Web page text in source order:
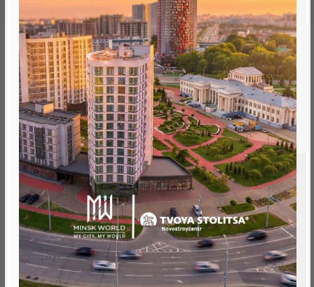
29.6 "Вильнюс", квартал "Северная Европа"
29.6 "Вильнюс", квартал
"Северная Европа"
от 0 BYN (0 USD)
Минск, Октябрьский, пр. Мира
метро «Ковальская Слобода», 566 м